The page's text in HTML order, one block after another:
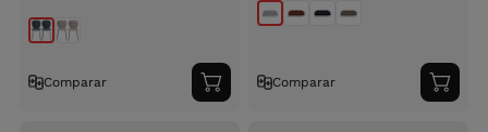
Comparar
Adicionar
ao
Comparar
ao